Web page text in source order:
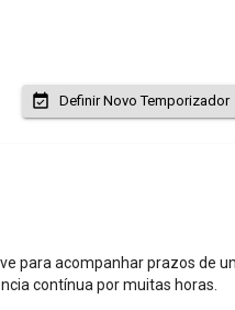
Definir Novo Temporizador
para acompanhar prazos de
contínua por muitas horas.